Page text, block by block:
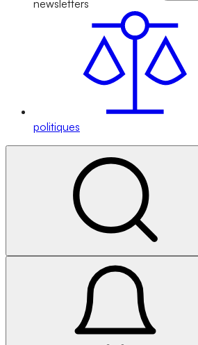
newsletters
politiques